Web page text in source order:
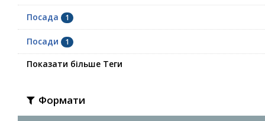
Посада 1
Посади 1
Показати більше Теги
Формати